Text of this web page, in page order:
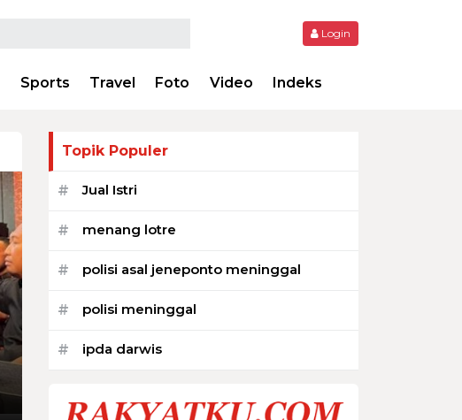
Login
Sports Travel Foto Video Indeks
Topik Populer
# Jual Istri
# menang lotre
# polisi asal jeneponto meninggal
# polisi meninggal
# ipda darwis